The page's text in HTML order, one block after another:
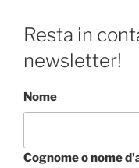
Resta in
newsletter!
Nome
Cognome o nome